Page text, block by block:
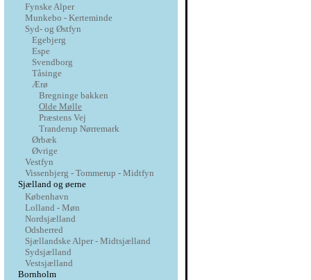
Fynske Alper
Munkebo - Kerteminde
Syd- og Østfyn
Egebjerg
Espe
Svendborg
Tåsinge
Ærø
Bregninge bakken
Olde Mølle
Præstens Vej
Tranderup Nørremark
Ørbæk
Øvrige
Vestfyn
Vissenbjerg - Tommerup - Midtfyn
Sjælland og øerne
København
Lolland - Møn
Nordsjælland
Odsherred
Sjællandske Alper - Midtsjælland
Sydsjælland
Vestsjælland
Bornholm